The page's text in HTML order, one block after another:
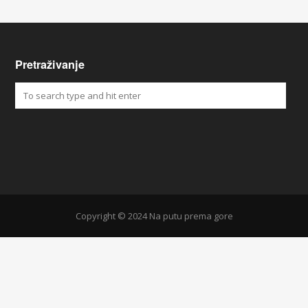
Pretraživanje
Copyright © 2024 Na putu prema gore